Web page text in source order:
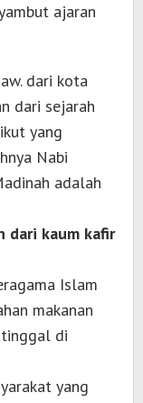
ajaran
dari kota
dari sejarah
yang
Nabi
adalah
dari kaum kafir
Islam
makanan
tinggal di
yang